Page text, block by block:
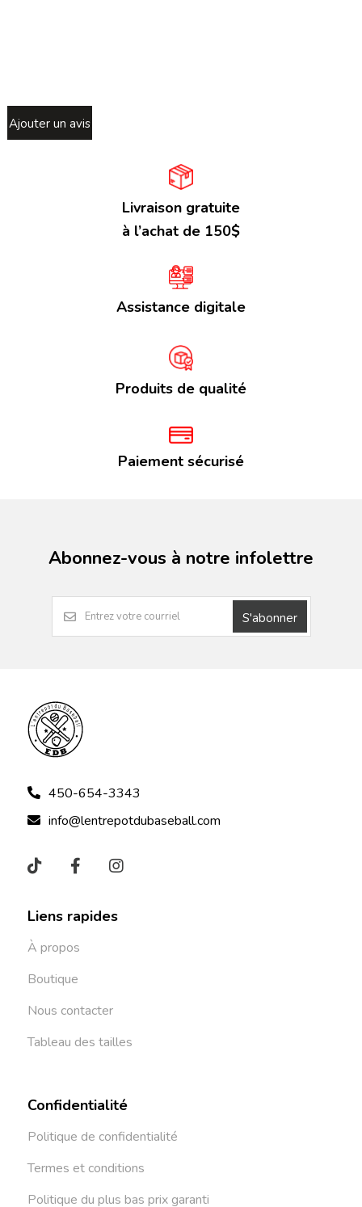
Ajouter un avis
Livraison gratuite
à l’achat de 150$
Assistance digitale
Produits de qualité
Paiement sécurisé
Abonnez-vous à notre infolettre
S'abonner
450-654-3343
info@lentrepotdubaseball.com
Liens rapides
À propos
Boutique
Nous contacter
Tableau des tailles
Confidentialité
Politique de confidentialité
Termes et conditions
Politique du plus bas prix garanti